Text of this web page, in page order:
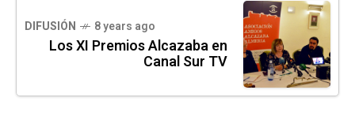
DIFUSIÓN 8 years ago
Los XI Premios Alcazaba en
Canal Sur TV